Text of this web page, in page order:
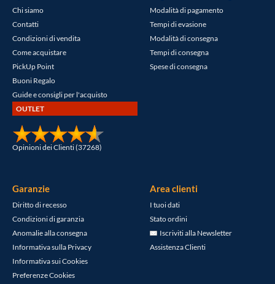
Chi siamo
Contatti
Condizioni di vendita
Come acquistare
PickUp Point
Buoni Regalo
Guide e consigli per l'acquisto
OUTLET
Opinioni dei Clienti (37268)
Modalità di pagamento
Tempi di evasione
Modalità di consegna
Tempi di consegna
Spese di consegna
Garanzie
Diritto di recesso
Condizioni di garanzia
Anomalie alla consegna
Informativa sulla Privacy
Informativa sui Cookies
Preferenze Cookies
Area clienti
I tuoi dati
Stato ordini
Iscriviti alla Newsletter
Assistenza Clienti